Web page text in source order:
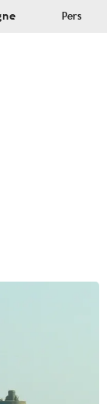
Pers